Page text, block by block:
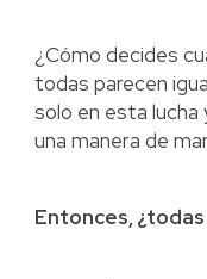
¿Cómo decides
todas parecen
solo en esta lucha
una manera de
Entonces,